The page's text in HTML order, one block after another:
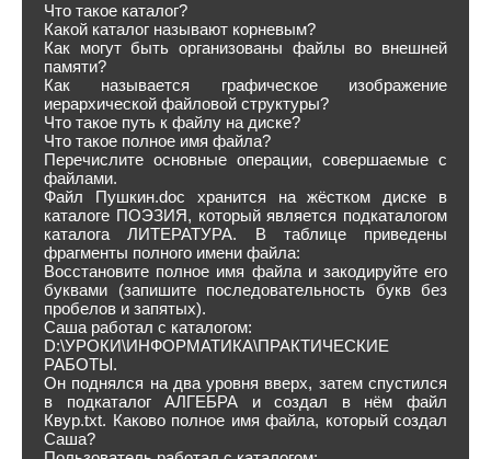
Что такое каталог?
Какой каталог называют корневым?
Как могут быть организованы файлы во внешней
памяти?
Как называется графическое изображение
иерархической файловой структуры?
Что такое путь к файлу на диске?
Что такое полное имя файла?
Перечислите основные операции, совершаемые с
файлами.
Файл Пушкин.doc хранится на жёстком диске в
каталоге ПОЭЗИЯ, который является подкаталогом
каталога ЛИТЕРАТУРА. В таблице приведены
фрагменты полного имени файла:
Восстановите полное имя файла и закодируйте его
буквами (запишите последовательность букв без
пробелов и запятых).
Саша работал с каталогом:
D:\УРОКИ\ИНФОРМАТИКА\ПРАКТИЧЕСКИЕ
РАБОТЫ.
Он поднялся на два уровня вверх, затем спустился
в подкаталог АЛГЕБРА и создал в нём файл
Квур.txt. Каково полное имя файла, который создал
Саша?